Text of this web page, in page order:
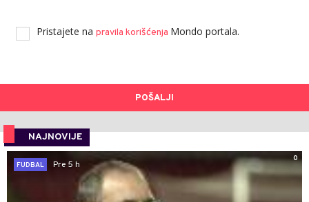
Pristajete na pravila korišćenja Mondo portala.
POŠALJI
NAJNOVIJE
0
FUDBAL
Pre 5 h